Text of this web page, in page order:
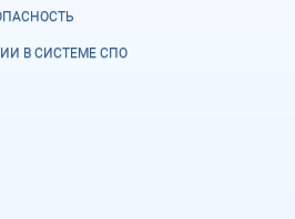
В СИСТЕМЕ СПО